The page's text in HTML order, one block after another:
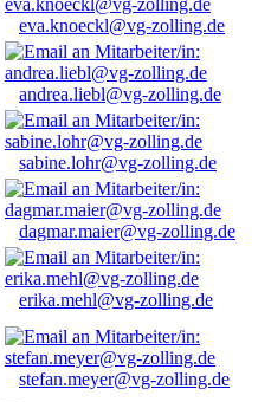
eva.knoeckl@vg-zolling.de
andrea.liebl@vg-zolling.de
sabine.lohr@vg-zolling.de
dagmar.maier@vg-zolling.de
erika.mehl@vg-zolling.de
stefan.meyer@vg-zolling.de